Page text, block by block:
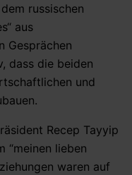
russischen
aus
Gesprächen
dass die beiden
und
Recep Tayyip
“meinen lieben
waren auf